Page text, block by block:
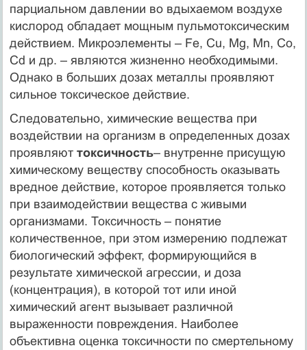
парциальном давлении во вдыхаемом воздухе
кислород обладает мощным пульмотоксическим
действием. Микроэлементы – Fe, Cu, Mg, Mn, Co,
Cd и др. – являются жизненно необходимыми.
Однако в больших дозах металлы проявляют
сильное токсическое действие.
Следовательно, химические вещества при
воздействии на организм в определенных дозах
проявляют токсичность– внутренне присущую
химическому веществу способность оказывать
вредное действие, которое проявляется только
при взаимодействии вещества с живыми
организмами. Токсичность – понятие
количественное, при этом измерению подлежат
биологический эффект, формирующийся в
результате химической агрессии, и доза
(концентрация), в которой тот или иной
химический агент вызывает различной
выраженности повреждения. Наиболее
объективна оценка токсичности по смертельному